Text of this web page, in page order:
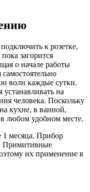
к розетке,
загорится
о начале работы
самостоятельно
волн каждые сутки.
на
человека. Поскольку
кухне, в ванной,
в любом удобном месте.
1 месяца. Прибор
Примитивные
их применение в